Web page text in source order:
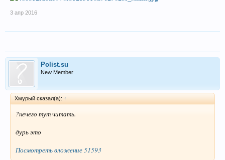
Чтобы читать дальше - пройдите по этой ссылке
3 апр 2016
Polist.su
New Member
Хмурый сказал(а): ↑
?нечего тут читать.
дурь это
Посмотреть вложение 51593